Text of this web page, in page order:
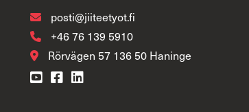
posti@jiiteetyot.fi
+46 76 139 5910
Rörvägen 57 136 50 Haninge